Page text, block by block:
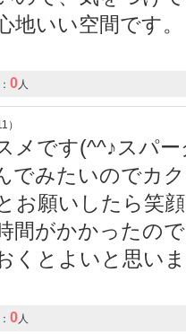
地いい空間です
0 人
）
メです(^^♪スパ
でみたいのでカ
お願いしたら笑
間がかかったの
くとよいと思い
0 人